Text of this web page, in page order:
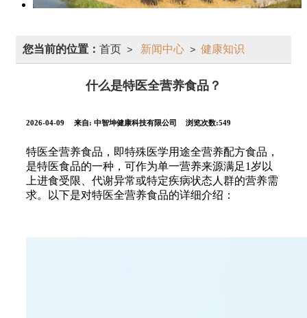
您当前的位置： 首页 > 新闻中心 > 健康知识
什么是特医全营养食品？
2026-04-09 来自: 中智坤健康科技有限公司 浏览次数:549
特医全营养食品，即特殊医学用途全营养配方食品，
是特医食品的一种，可作为单一营养来源满足1岁以
上进食受限、代谢异常或特定疾病状态人群的营养需
求。以下是对特医全营养食品的详细介绍：